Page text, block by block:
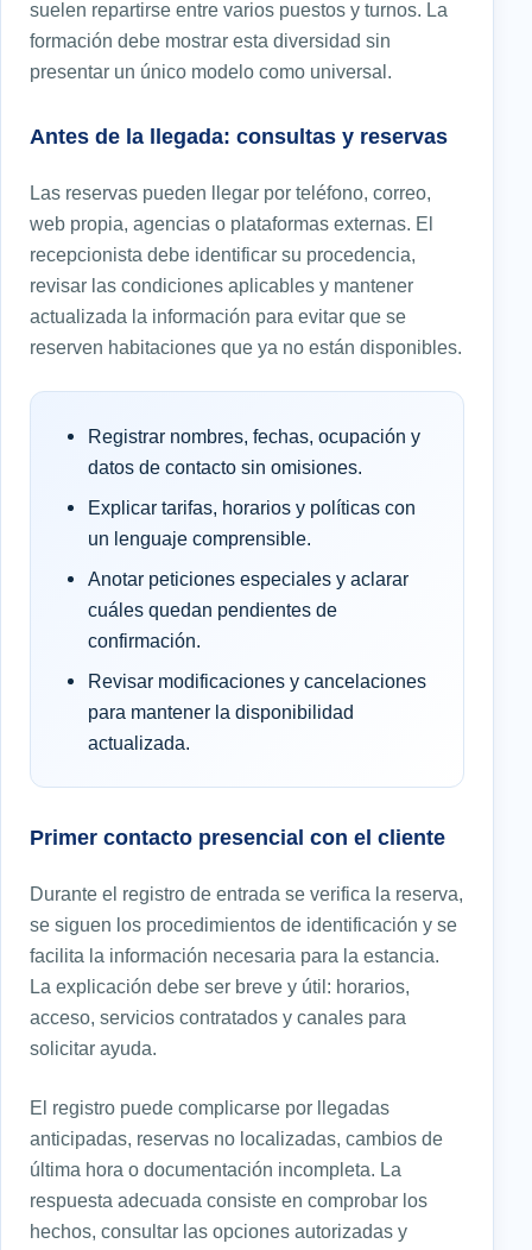
suelen repartirse entre varios puestos y turnos. La
formación debe mostrar esta diversidad sin
presentar un único modelo como universal.
Antes de la llegada: consultas y reservas
Las reservas pueden llegar por teléfono, correo,
web propia, agencias o plataformas externas. El
recepcionista debe identificar su procedencia,
revisar las condiciones aplicables y mantener
actualizada la información para evitar que se
reserven habitaciones que ya no están disponibles.
Registrar nombres, fechas, ocupación y
datos de contacto sin omisiones.
Explicar tarifas, horarios y políticas con
un lenguaje comprensible.
Anotar peticiones especiales y aclarar
cuáles quedan pendientes de
confirmación.
Revisar modificaciones y cancelaciones
para mantener la disponibilidad
actualizada.
Primer contacto presencial con el cliente
Durante el registro de entrada se verifica la reserva,
se siguen los procedimientos de identificación y se
facilita la información necesaria para la estancia.
La explicación debe ser breve y útil: horarios,
acceso, servicios contratados y canales para
solicitar ayuda.
El registro puede complicarse por llegadas
anticipadas, reservas no localizadas, cambios de
última hora o documentación incompleta. La
respuesta adecuada consiste en comprobar los
hechos, consultar las opciones autorizadas y